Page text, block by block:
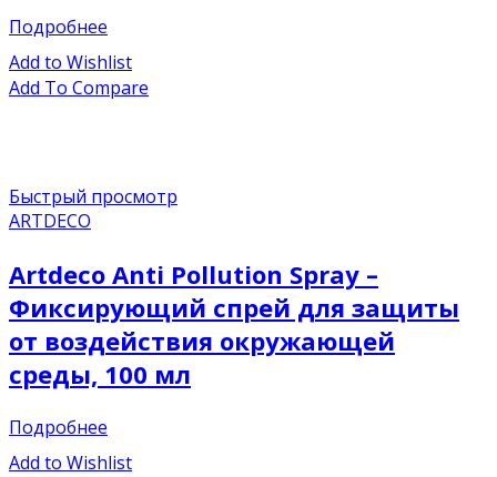
Подробнее
Add to Wishlist
Add To Compare
Быстрый просмотр
ARTDECO
Artdeco Anti Pollution Spray –
Фиксирующий спрей для защиты
от воздействия окружающей
среды, 100 мл
Подробнее
Add to Wishlist